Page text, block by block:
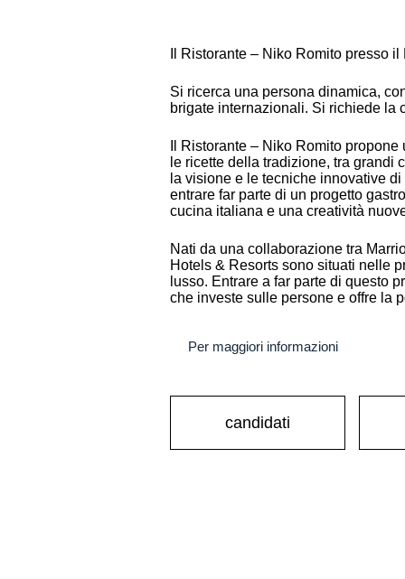
Il Ristorante – Niko Romito presso
Si ricerca una persona dinamica,
brigate internazionali. Si richiede la
Il Ristorante – Niko Romito
le ricette della tradizione, tra
la visione e le tecniche innovative
entrare far parte di un progetto
cucina italiana e una creatività
Nati da una collaborazione tra
Hotels & Resorts sono situati nelle
lusso. Entrare a far parte di questo
che investe sulle persone e offre la
Per maggiori informazioni
candidati